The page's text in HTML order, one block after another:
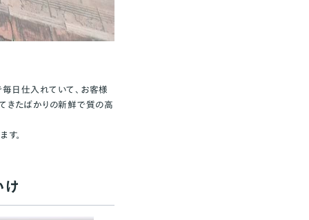
日仕入れていて、お客様
きたばかりの新鮮で質の高
。
け